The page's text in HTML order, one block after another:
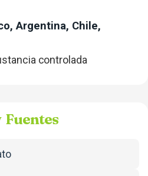
Argentina, Chile,
controlada